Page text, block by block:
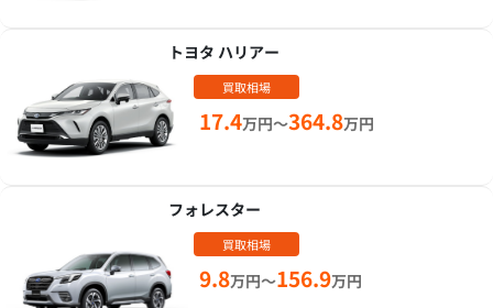
トヨタ ハリアー
買取相場
17.4万円～364.8万円
フォレスター
買取相場
9.8万円～156.9万円